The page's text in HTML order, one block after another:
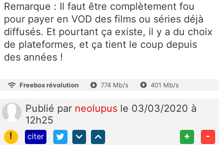
Remarque : Il faut être complètement fou
pour payer en VOD des films ou séries déjà
diffusés. Et pourtant ça existe, il y a du choix
de plateformes, et ça tient le coup depuis
des années !
Freebox révolution 774 Mb/s 401 Mb/s
Publié par neolupus le 03/03/2020 à
12h25
!
citer + -